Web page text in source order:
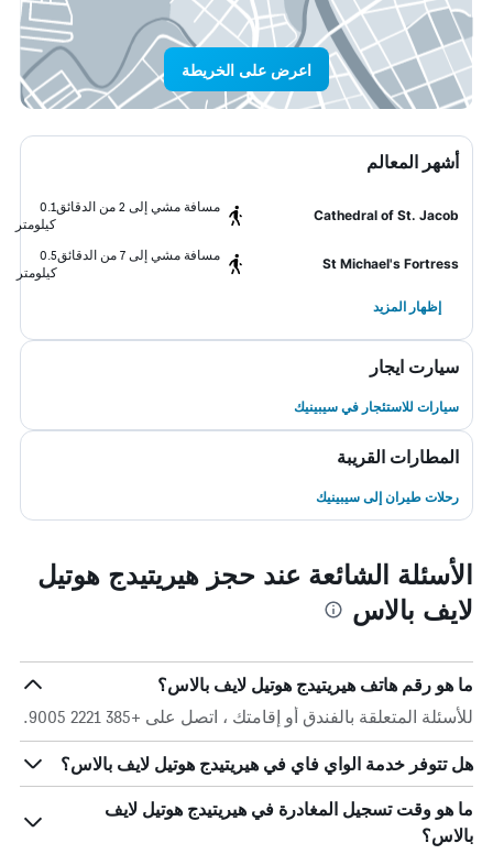
اعرض على الخريطة
أشهر المعالم
Cathedral of St. Jacob
مسافة مشي إلى 2 من الدقائق
0.1
كيلومتر
St Michael's Fortress
مسافة مشي إلى 7 من الدقائق
0.5
كيلومتر
إظهار المزيد
سيارت ايجار
سيارات للاستئجار في سيبينيك
المطارات القريبة
رحلات طيران إلى سيبينيك
الأسئلة الشائعة عند حجز هيريتيدج هوتيل
لايف بالاس
ما هو رقم هاتف هيريتيدج هوتيل لايف بالاس؟
للأسئلة المتعلقة بالفندق أو إقامتك ، اتصل على +385 2221 9005.
هل تتوفر خدمة الواي فاي في هيريتيدج هوتيل لايف بالاس؟
ما هو وقت تسجيل المغادرة في هيريتيدج هوتيل لايف
بالاس؟